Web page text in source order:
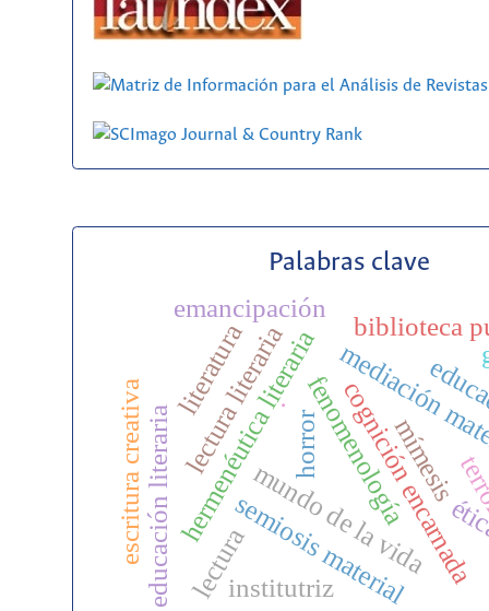
Palabras clave
cognición encarnada
hermenéutica literariamediación
mímesis
semiosis material
.
biblioteca
educación literaria
escritura creativa fenomenología
lectura literaria
mundo de la vida
emancipación
literatura
lecturainstitutriz
horror